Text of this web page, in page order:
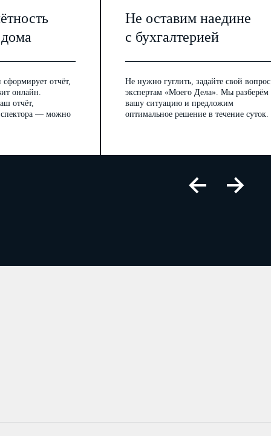
сформирует отчёт,
онлайн.
отчёт,
— можно
Не оставим наедине
с бухгалтерией
Не нужно гуглить, задайте свой вопрос
экспертам «Моего Дела». Мы разберём
вашу ситуацию и предложим
оптимальное решение в течение суток.